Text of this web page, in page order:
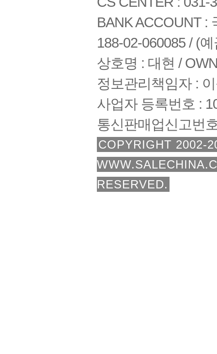
BANK ACCOUNT :
188-02-060085 / (
상호명 : 대현 /
정보관리책임자 :
사업자 등록번호 :
통신판매업신고번
COPYRIGHT 2002-
RESERVED.